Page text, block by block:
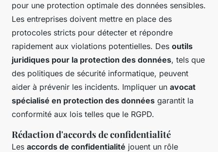
pour une protection optimale des données sensibles.
Les entreprises doivent mettre en place des
protocoles stricts pour détecter et répondre
rapidement aux violations potentielles. Des outils
juridiques pour la protection des données, tels que
des politiques de sécurité informatique, peuvent
aider à prévenir les incidents. Impliquer un avocat
spécialisé en protection des données garantit la
conformité aux lois telles que le RGPD.
Rédaction d'accords de confidentialité
Les accords de confidentialité jouent un rôle